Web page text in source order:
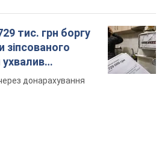
тис. грн боргу
зіпсованого
донарахування